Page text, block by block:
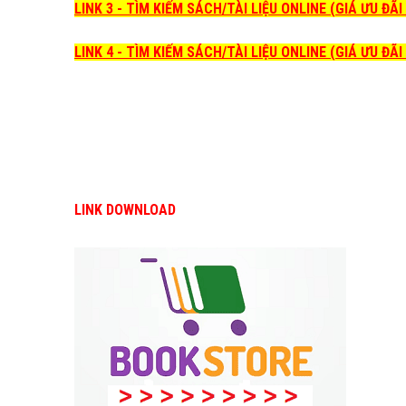
LINK 3 - TÌM KIẾM SÁCH/TÀI LIỆU ONLINE (GIÁ ƯU
LINK 4 - TÌM KIẾM SÁCH/TÀI LIỆU ONLINE (GIÁ ƯU
LINK DOWNLOAD